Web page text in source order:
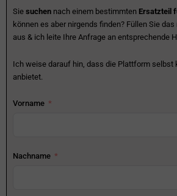
Sie suchen nach einem bestimmten Ersatzteil
können es aber nirgends finden? Füllen Sie
aus & ich leite Ihre Anfrage an entsprechende
Ich weise darauf hin, dass die Plattform selbst
anbietet.
Vorname
Nachname